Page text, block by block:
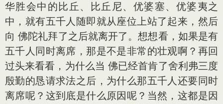
华胜会中的比丘、比丘尼、优婆塞、优婆夷之
中，就有五千人随即就从座位上站了起来，然后
向 佛陀礼拜了之后就离开了。想想看，如果是有
五千人同时离席，那是不是非常的壮观啊？再回
过头来看看，为什么当 佛已经首肯了舍利弗三度
殷勤的恳请求法之后，为什么那五千人还要同时
离席呢？这到底是什么原因呢？当然，这都是因